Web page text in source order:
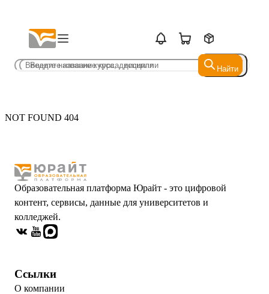
Найти
Найти
NOT FOUND 404
Образовательная платформа Юрайт - это цифровой
контент, сервисы, данные для университетов и
колледжей.
Ссылки
О компании